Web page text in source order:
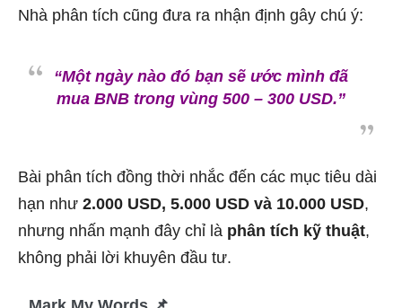
Nhà phân tích cũng đưa ra nhận định gây chú ý:
“Một ngày nào đó bạn sẽ ước mình đã
mua BNB trong vùng 500 – 300 USD.”
Bài phân tích đồng thời nhắc đến các mục tiêu dài
hạn như 2.000 USD, 5.000 USD và 10.000 USD,
nhưng nhấn mạnh đây chỉ là phân tích kỹ thuật,
không phải lời khuyên đầu tư.